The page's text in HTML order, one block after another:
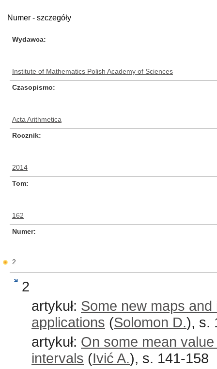
Numer - szczegóły
Wydawca
Institute of Mathematics Polish Academy of Sciences
Czasopismo
Acta Arithmetica
Rocznik
2014
Tom
162
Numer
2
2
artykuł: Some new maps
applications (Solomon D.), s.
artykuł: On some mean
intervals (Ivić A.), s. 141-158